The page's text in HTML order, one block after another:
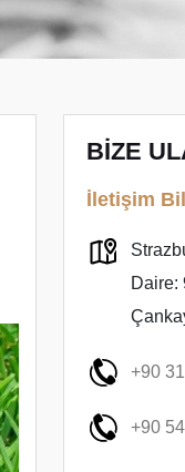
BİZE
İletişim
Daire:
+90
+90